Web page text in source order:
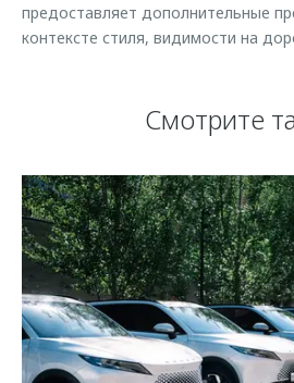
предоставляет дополнительные
контексте стиля, видимости на
Смотрите